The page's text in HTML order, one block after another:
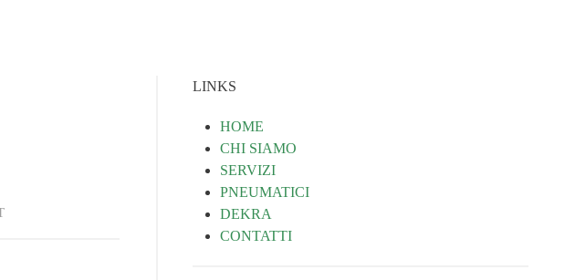
LINKS
HOME
CHI SIAMO
SERVIZI
PNEUMATICI
DEKRA
CONTATTI